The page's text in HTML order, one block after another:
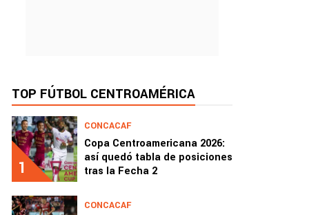
TOP FÚTBOL CENTROAMÉRICA
1
CONCACAF
Copa Centroamericana 2026:
así quedó tabla de posiciones
tras la Fecha 2
CONCACAF